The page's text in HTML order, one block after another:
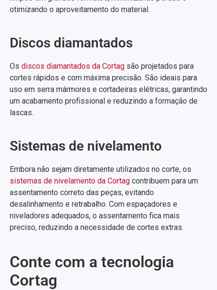
otimizando o aproveitamento do material.
Discos diamantados
Os discos diamantados da Cortag são projetados para
cortes rápidos e com máxima precisão. São ideais para
uso em serra mármores e cortadeiras elétricas, garantindo
um acabamento profissional e reduzindo a formação de
lascas.
Sistemas de nivelamento
Embora não sejam diretamente utilizados no corte, os
sistemas de nivelamento da Cortag contribuem para um
assentamento correto das peças, evitando
desalinhamento e retrabalho. Com espaçadores e
niveladores adequados, o assentamento fica mais
preciso, reduzindo a necessidade de cortes extras.
Conte com a tecnologia
Cortag